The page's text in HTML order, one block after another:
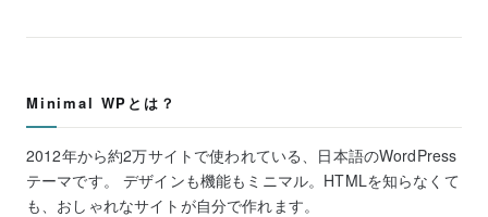
Minimal WPとは？
2012年から約2万サイトで使われている、日本語のWordPress
テーマです。 デザインも機能もミニマル。HTMLを知らなくて
も、おしゃれなサイトが自分で作れます。